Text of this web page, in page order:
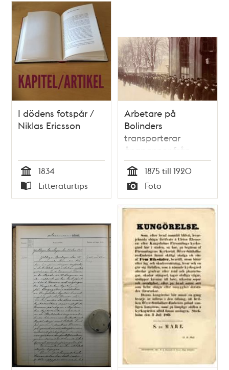
I dödens fotspår /
Niklas Ericsson
Tid
1834
Typ
Litteraturtips
Arbetare på
Bolinders
transporterar
ångpannor från
verkstaden till norra
järnvägsstationen.
Tid
1875 till 1920
Typ
Foto